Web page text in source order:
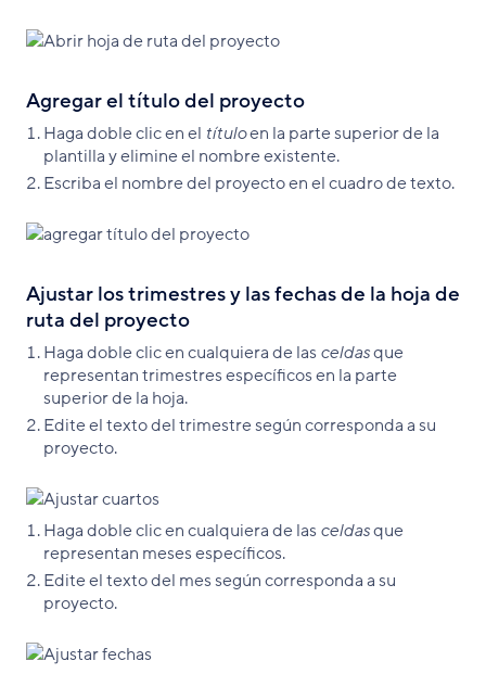
Agregar el título del proyecto
Haga doble clic en el títuloen la parte superior de la
plantilla y elimine el nombre existente.
Escriba el nombre del proyecto en el cuadro de texto.
Ajustar los trimestres y las fechas de la hoja de
ruta del proyecto
Haga doble clic en cualquiera de las celdasque
representan trimestres específicos en la parte
superior de la hoja.
Edite el texto del trimestre según corresponda a su
proyecto.
Haga doble clic en cualquiera de las celdasque
representan meses específicos.
Edite el texto del mes según corresponda a su
proyecto.